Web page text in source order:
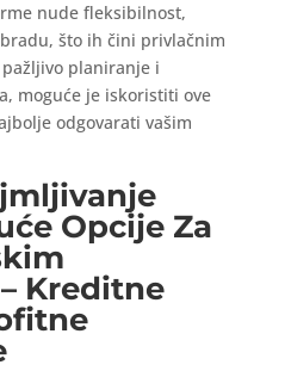
nude fleksibilnost,
što ih čini privlačnim
planiranje i
moguće je iskoristiti ove
odgovarati vašim
Opcije Za
Kreditne